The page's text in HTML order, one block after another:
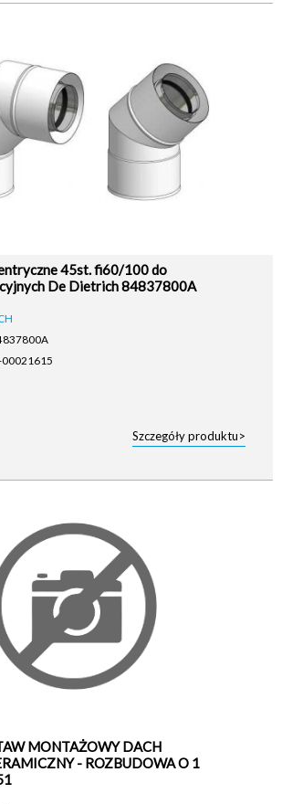
45st. fi60/100 do
De Dietrich 84837800A
00021615
Szczegóły produktu>
MONTAŻOWY DACH
- ROZBUDOWA O 1